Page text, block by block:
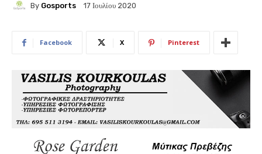
By Gosports 17 Ιουλίου 2020
Facebook X Pinterest